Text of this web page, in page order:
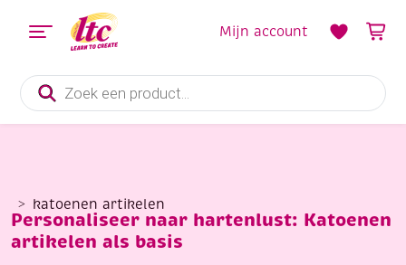
Producten
zoeken
Mijn account
katoenen artikelen
Personaliseer naar hartenlust: Katoenen
artikelen als basis